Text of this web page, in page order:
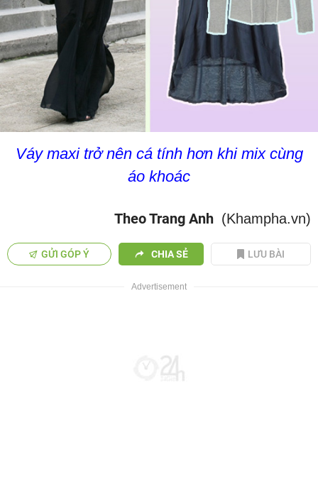
Váy maxi trở nên cá tính hơn khi mix cùng
áo khoác
Theo Trang Anh (Khampha.vn)
GỬI GÓP Ý CHIA SẺ LƯU BÀI